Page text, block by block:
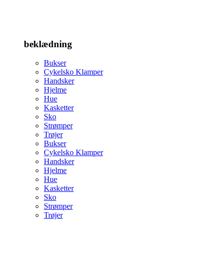
beklædning
Bukser
Cykelsko Klamper
Handsker
Hjelme
Hue
Kasketter
Sko
Strømper
Trøjer
Bukser
Cykelsko Klamper
Handsker
Hjelme
Hue
Kasketter
Sko
Strømper
Trøjer